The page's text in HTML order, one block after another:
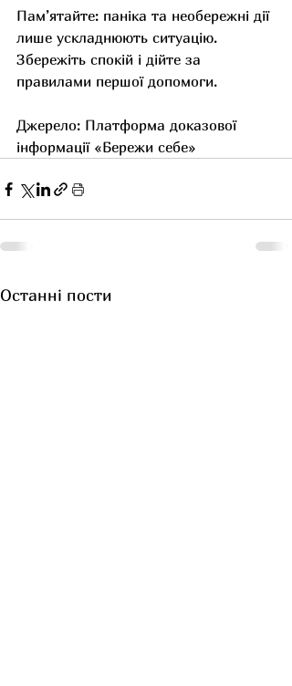
Пам’ятайте: паніка та необережні дії
лише ускладнюють ситуацію.
Збережіть спокій і дійте за
правилами першої допомоги.
Джерело: Платформа доказової
інформації «Бережи себе»
Останні пости